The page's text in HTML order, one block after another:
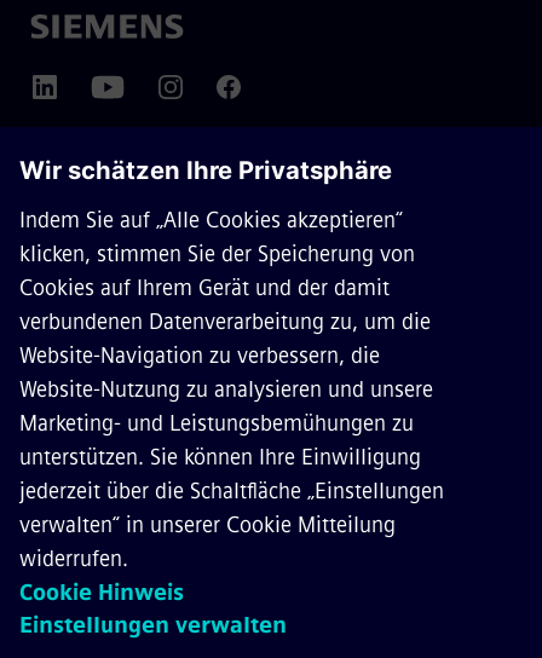
ÜBER SIEMENS MOBILITY
KONTAKT
KARRIERE
© Siemens Mobility2026
Datenschutz
Cookie Richtlinien